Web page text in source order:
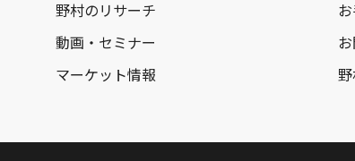
野村のリサーチ
動画・セミナー
マーケット情報